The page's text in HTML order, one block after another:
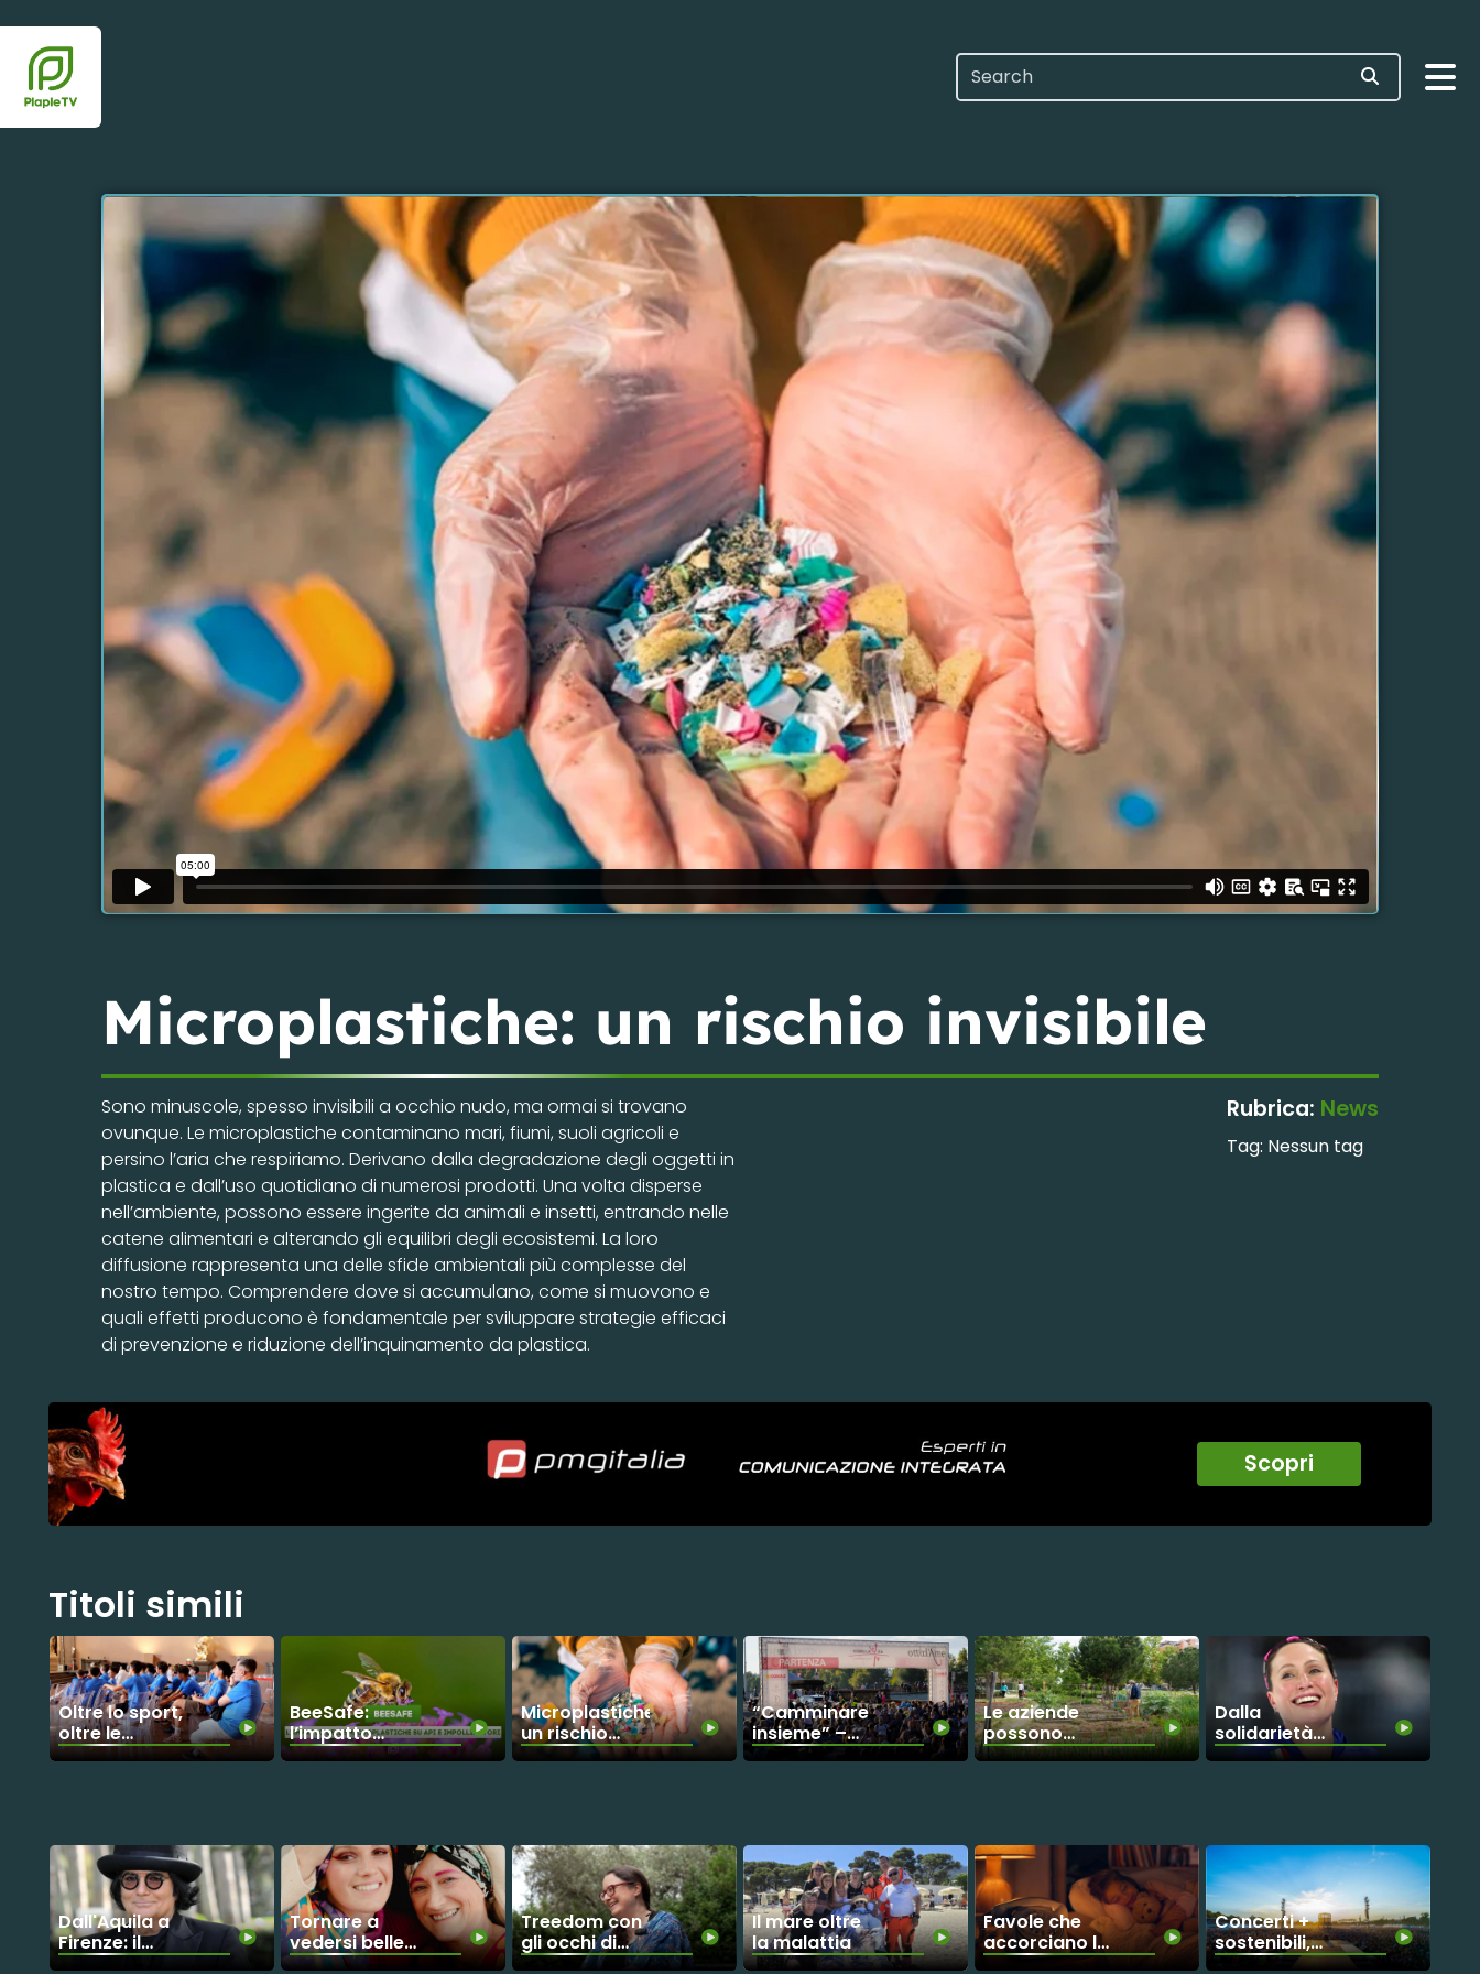
Microplastiche: un rischio invisibile
Sono minuscole, spesso invisibili a occhio nudo, ma ormai si trovano
ovunque. Le microplastiche contaminano mari, fiumi, suoli agricoli e
persino l’aria che respiriamo. Derivano dalla degradazione degli oggetti in
plastica e dall’uso quotidiano di numerosi prodotti. Una volta disperse
nell’ambiente, possono essere ingerite da animali e insetti, entrando nelle
catene alimentari e alterando gli equilibri degli ecosistemi. La loro
diffusione rappresenta una delle sfide ambientali più complesse del
nostro tempo. Comprendere dove si accumulano, come si muovono e
quali effetti producono è fondamentale per sviluppare strategie efficaci
di prevenzione e riduzione dell’inquinamento da plastica.
Rubrica: News
Tag: Nessun tag
Scopri
Titoli simili
Oltre lo sport,
oltre le
barriere:
paralimpico
BeeSafe:
l’impatto
delle
Microplastiche:
un rischio
invisibile
“Camminare
insieme” –
Parte il conto
Le aziende
possono
rigenerare il
Dalla
solidarietà
alle Olimpiadi:
Dall'Aquila a
Firenze: il
grande gesto
Tornare a
vedersi belle:
la rivoluzione
Treedom con
gli occhi di
Martina
Il mare oltre
la malattia
Favole che
accorciano le
distanze
Concerti +
sostenibili,
parte da